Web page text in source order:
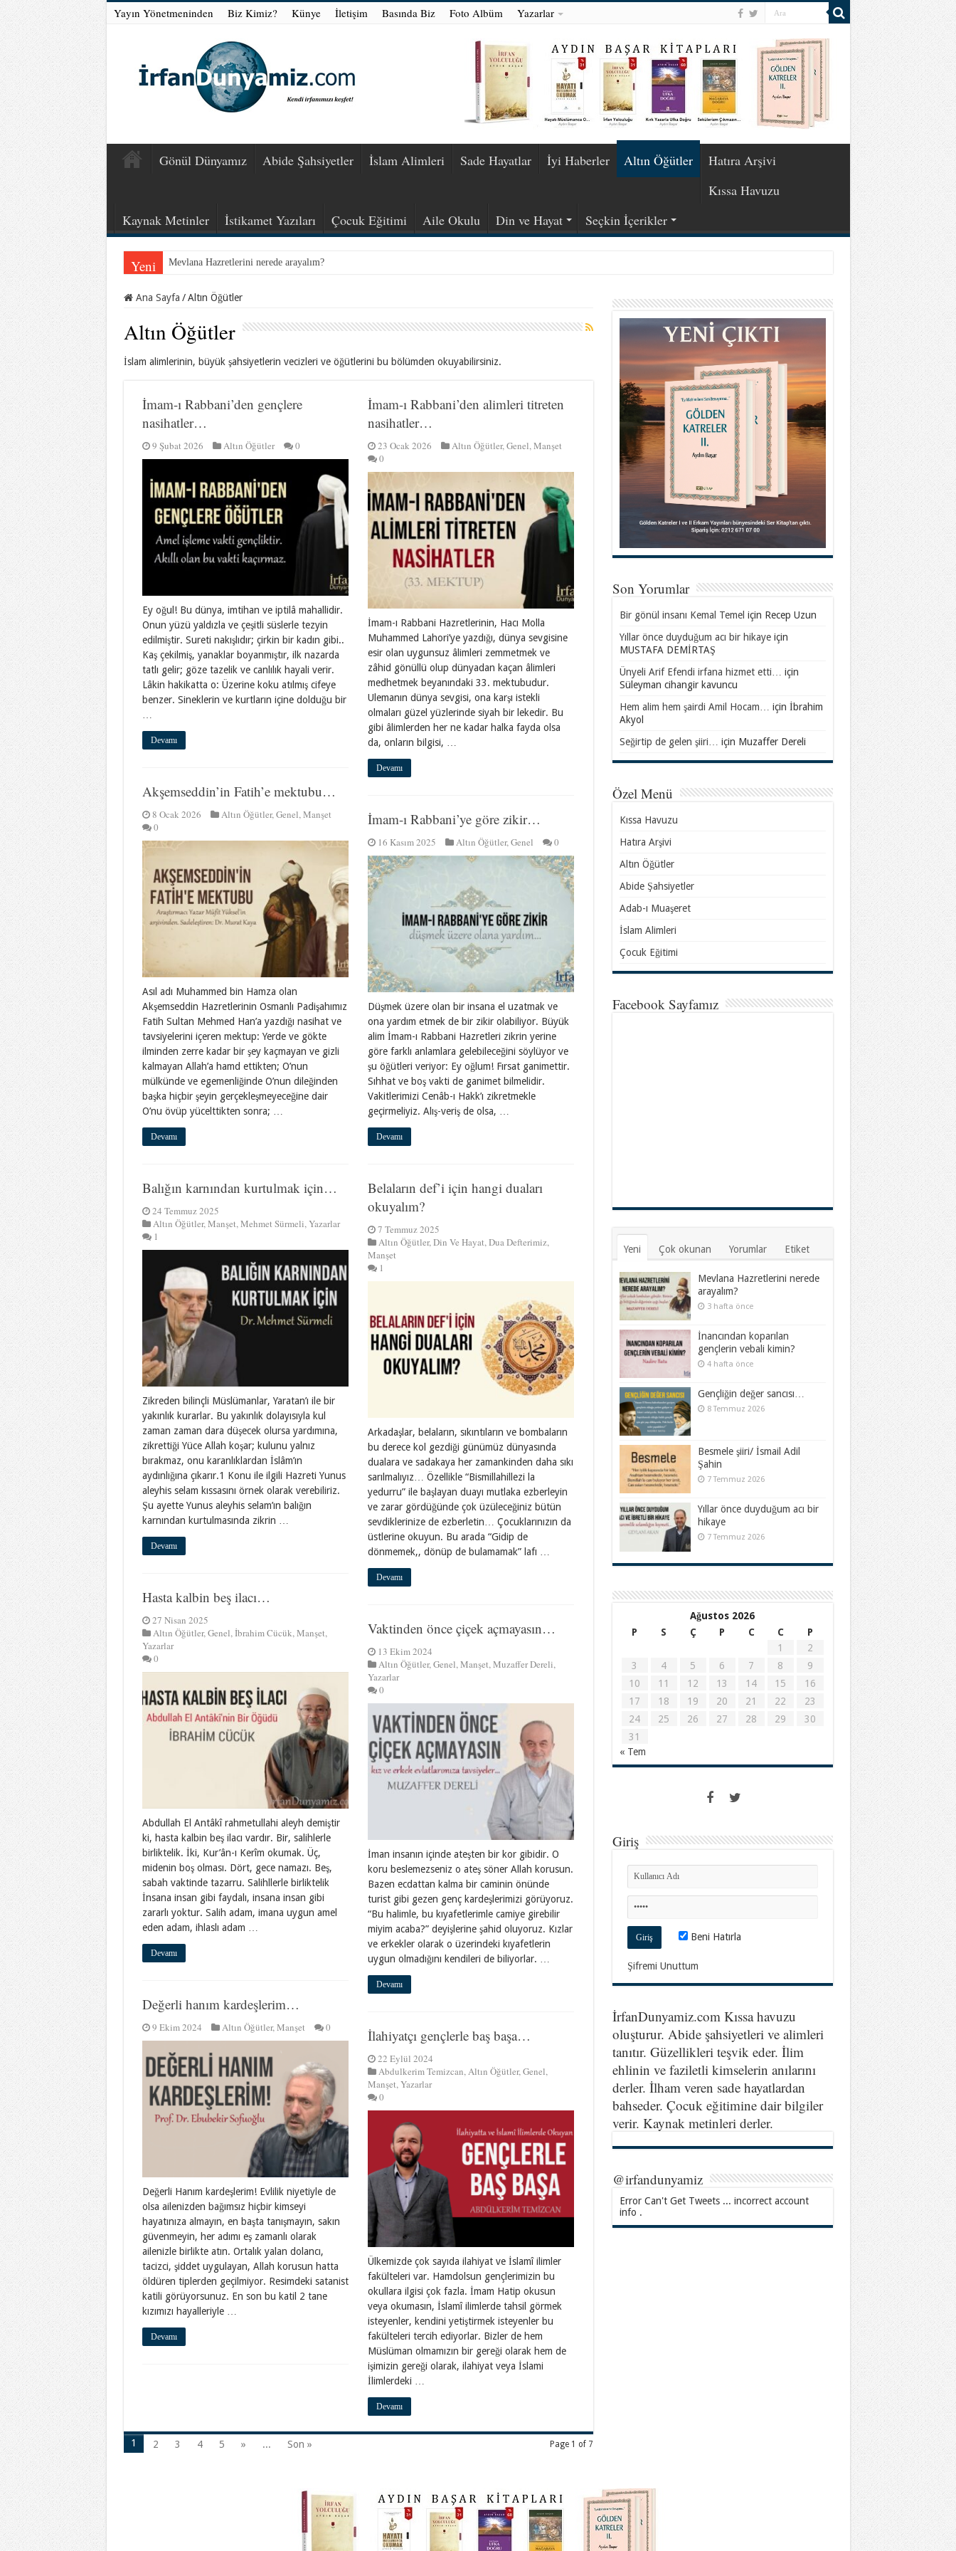
Yayın Yönetmeninden Biz Kimiz? Künye İletişim Basında Biz Foto Albüm Yazarlar
Gönül Dünyamız Abide Şahsiyetler İslam Alimleri Sade Hayatlar İyi Haberler Altın Öğütler
Hatıra Arşivi
Kıssa Havuzu
Kaynak Metinler
İstikamet Yazıları Çocuk Eğitimi Aile Okulu Din ve Hayat Seçkin İçerikler
Yeni Mevlana Hazretlerini nerede arayalım?
Ana Sayfa / Altın Öğütler
Altın Öğütler
İslam alimlerinin, büyük şahsiyetlerin vecizleri ve öğütlerini bu bölümden okuyabilirsiniz.
İmam-ı Rabbani’den gençlere
nasihatler…
9 Şubat 2026 Altın Öğütler 0
Ey oğul! Bu dünya, imtihan ve iptilâ mahallidir.
Onun yüzü yaldızla ve çeşitli süslerle tezyin
edilmiştir. Sureti nakışlıdır; çirkin bir kadın gibi..
Kaş çekilmiş, yanaklar boyanmıştır, ilk nazarda
tatlı gelir; göze tazelik ve canlılık hayali verir.
Lâkin hakikatta o: Üzerine koku atılmış cifeye
benzer. Sineklerin ve kurtların içine dolduğu bir
Devamı
İmam-ı Rabbani’den alimleri titreten
nasihatler…
23 Ocak 2026 Altın Öğütler,Genel,Manşet
0
İmam-ı Rabbani Hazretlerinin, Hacı Molla
Muhammed Lahori’ye yazdığı, dünya sevgisine
esir olan uygunsuz âlimleri zemmetmek ve
zâhid gönüllü olup dünyadan kaçan âlimleri
medhetmek beyanındaki 33. mektubudur.
Ulemanın dünya sevgisi, ona karşı istekli
olmaları güzel yüzlerinde siyah bir lekedir. Bu
gibi âlimlerden her ne kadar halka fayda olsa
da, onların bilgisi, …
Devamı
Akşemseddin’in Fatih’e mektubu…
8 Ocak 2026 Altın Öğütler,Genel,Manşet
0
Asıl adı Muhammed bin Hamza olan
Akşemseddin Hazretlerinin Osmanlı Padişahımız
Fatih Sultan Mehmed Han’a yazdığı nasihat ve
tavsiyelerini içeren mektup: Yerde ve gökte
ilminden zerre kadar bir şey kaçmayan ve gizli
kalmayan Allah’a hamd ettikten; O’nun
mülkünde ve egemenliğinde O’nun dileğinden
başka hiçbir şeyin gerçekleşmeyeceğine dair
O’nu övüp yücelttikten sonra; …
Devamı
İmam-ı Rabbani’ye göre zikir…
16 Kasım 2025 Altın Öğütler,Genel 0
Düşmek üzere olan bir insana el uzatmak ve
ona yardım etmek de bir zikir olabiliyor. Büyük
alim İmam-ı Rabbani Hazretleri zikrin yerine
göre farklı anlamlara gelebileceğini söylüyor ve
şu öğütleri veriyor: Ey oğlum! Fırsat ganimettir.
Sıhhat ve boş vakti de ganimet bilmelidir.
Vakitlerimizi Cenâb-ı Hakk’ı zikretmekle
geçirmeliyiz. Alış-veriş de olsa, …
Devamı
Balığın karnından kurtulmak için…
24 Temmuz 2025
Altın Öğütler,Manşet,Mehmet Sürmeli,Yazarlar
1
Zikreden bilinçli Müslümanlar, Yaratan’ı ile bir
yakınlık kurarlar. Bu yakınlık dolayısıyla kul
zaman zaman dara düşecek olursa yardımına,
zikrettiği Yüce Allah koşar; kulunu yalnız
bırakmaz, onu karanlıklardan İslâm’ın
aydınlığına çıkarır.1 Konu ile ilgili Hazreti Yunus
aleyhis selam kıssasını örnek olarak verebiliriz.
Şu ayette Yunus aleyhis selam’ın balığın
karnından kurtulmasında zikrin …
Devamı
Belaların def’i için hangi duaları
okuyalım?
7 Temmuz 2025
Altın Öğütler,Din Ve Hayat,Dua Defterimiz,
Manşet
1
Arkadaşlar, belaların, sıkıntıların ve bombaların
bu derece kol gezdiği günümüz dünyasında
dualara ve sadakaya her zamankinden daha sıkı
sarılmalıyız… Özellikle “Bismillahillezi la
yedurru” ile başlayan duayı mutlaka ezberleyin
ve zarar gördüğünde çok üzüleceğiniz bütün
sevdiklerinize de ezberletin… Çocuklarınızın da
üstlerine okuyun. Bu arada “Gidip de
dönmemek,, dönüp de bulamamak” lafı …
Devamı
Hasta kalbin beş ilacı…
27 Nisan 2025
Altın Öğütler,Genel,İbrahim Cücük,Manşet,
Yazarlar
0
Abdullah El Antâkî rahmetullahi aleyh demiştir
ki, hasta kalbin beş ilacı vardır. Bir, salihlerle
birliktelik. İki, Kur’ân-ı Kerîm okumak. Üç,
midenin boş olması. Dört, gece namazı. Beş,
sabah vaktinde tazarru. Salihllerle birliktelik
İnsana insan gibi faydalı, insana insan gibi
zararlı yoktur. Salih adam, imana uygun amel
eden adam, ihlaslı adam …
Devamı
Vaktinden önce çiçek açmayasın…
13 Ekim 2024
Altın Öğütler,Genel,Manşet,Muzaffer Dereli,
Yazarlar
0
İman insanın içinde ateşten bir kor gibidir. O
koru beslemezseniz o ateş söner Allah korusun.
Bazen ecdattan kalma bir caminin önünde
turist gibi gezen genç kardeşlerimizi görüyoruz.
“Bu halimle, bu kıyafetlerimle camiye girebilir
miyim acaba?” deyişlerine şahid oluyoruz. Kızlar
ve erkekler olarak o üzerindeki kıyafetlerin
uygun olmadığını kendileri de biliyorlar. …
Devamı
Değerli hanım kardeşlerim…
9 Ekim 2024 Altın Öğütler,Manşet 0
Değerli Hanım kardeşlerim! Evlilik niyetiyle de
olsa ailenizden bağımsız hiçbir kimseyi
hayatınıza almayın, en başta tanışmayın, sakın
güvenmeyin, her adımı eş zamanlı olarak
ailenizle birlikte atın. Ortalık yalan dolancı,
tacizci, şiddet uygulayan, Allah korusun hatta
öldüren tiplerden geçilmiyor. Resimdeki satanist
katili görüyorsunuz. En son bu katil 2 tane
kızımızı hayalleriyle …
Devamı
İlahiyatçı gençlerle baş başa…
22 Eylül 2024
Abdulkerim Temizcan,Altın Öğütler,Genel,
Manşet,Yazarlar
0
Ülkemizde çok sayıda ilahiyat ve İslamî ilimler
fakülteleri var. Hamdolsun gençlerimizin bu
okullara ilgisi çok fazla. İmam Hatip okusun
veya okumasın, İslamî ilimlerde tahsil görmek
isteyenler, kendini yetiştirmek isteyenler bu
fakülteleri tercih ediyorlar. Bizler de hem
Müslüman olmamızın bir gereği olarak hem de
işimizin gereği olarak, ilahiyat veya İslami
İlimlerdeki …
Devamı
Page 1 of 7
1 2 3 4 5 » ... Son »
Son Yorumlar
Bir gönül insanı Kemal Temel için Recep Uzun
Yıllar önce duyduğum acı bir hikayeiçin
MUSTAFA DEMİRTAŞ
Ünyeli Arif Efendi irfana hizmet etti…
için
Süleyman cihangir kavuncu
Hem alim hem şairdi Amil Hocam…
için İbrahim
Akyol
Seğirtip de gelen şiiri…
için Muzaffer Dereli
Özel Menü
Kıssa Havuzu
Hatıra Arşivi
Altın Öğütler
Abide Şahsiyetler
Adab-ı Muaşeret
İslam Alimleri
Çocuk Eğitimi
Facebook Sayfamız
Yeni Çok okunan Yorumlar Etiket
Mevlana Hazretlerini nerede
arayalım?
3 hafta önce
İnancından koparılan
gençlerin vebali kimin?
4 hafta önce
Gençliğin değer sancısı…
8 Temmuz 2026
Besmele şiiri/ İsmail Adil
Şahin
7 Temmuz 2026
Yıllar önce duyduğum acı bir
hikaye
7 Temmuz 2026
Ağustos 2026
P
S Ç P C C
P
1
2
3
4 5 6 7 8
9
10
11 12 13 14 15
16
17
18 19 20 21 22
23
24
25 26 27 28 29
30
31
« Tem
Giriş
Beni Hatırla
Şifremi Unuttum
İrfanDunyamiz.com Kıssa havuzu
oluşturur. Abide şahsiyetleri ve alimleri
tanıtır. Güzellikleri teşvik eder. İlim
ehlinin ve faziletli kimselerin anılarını
derler. İlham veren sade hayatlardan
bahseder. Çocuk eğitimine dair bilgiler
verir. Kaynak metinleri derler.
@irfandunyamiz
Error Can't Get Tweets ... incorrect account
info .